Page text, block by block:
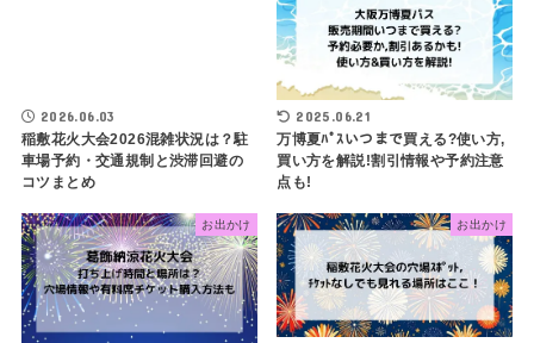
2026.06.03
稲敷花火大会2026混雑状況は？駐
車場予約・交通規制と渋滞回避の
コツまとめ
2025.06.21
万博夏ﾊﾟｽいつまで買える?使い方,
買い方を解説!割引情報や予約注意
点も!
お出かけ お出かけ